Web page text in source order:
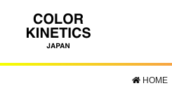
HOME